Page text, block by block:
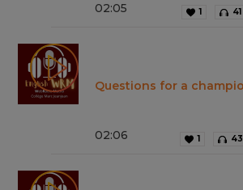
02:05 1 41
Questions for a
02:06 1 43